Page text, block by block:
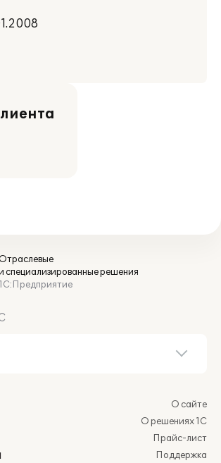
специализированные решения
1С:Предприятие
О сайте
О решениях 1С
Прайс-лист
Поддержка